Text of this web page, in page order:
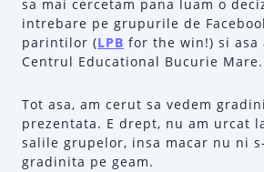
sa mai cercetam pana luam o
intrebare pe grupurile de
parintilor (LPB for the win!) si asa
Centrul Educational Bucurie Mare.
Tot asa, am cerut sa vedem
prezentata. E drept, nu am urcat
salile grupelor, insa macar nu ni
gradinita pe geam.